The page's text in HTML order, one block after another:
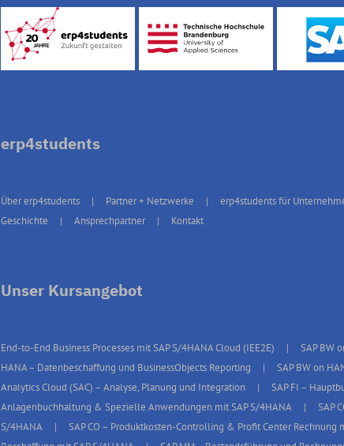
erp4students
Über erp4students Partner + Netzwerke
erp4students für
Geschichte
Ansprechpartner Kontakt
Unser Kursangebot
End-to-End Business Processes mit SAP S/4HANA Cloud (IEE2E) SAP BW
HANA – Datenbeschaffung und BusinessObjects Reporting
SAP BW on
Analytics Cloud (SAC) – Analyse, Planung und Integration
SAP FI –
Anlagenbuchhaltung & Spezielle Anwendungen mit SAP S/4HANA
SAP
S/4HANA
SAP CO – Produktkosten-Controlling & Profit Center Rechnung